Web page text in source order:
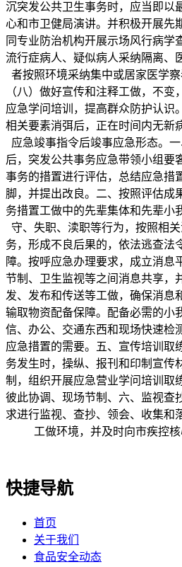
沉突发公共卫生事务时，应当即以
心和市卫健局演讲。并积极开展先
同专业防治机构开展示场风行病学
流行症病人、疑似病人采纳隔离、
者按照环境采纳集中或居家医学察
（八）做好宣传和注释工做，不变
应急学问培训，提高群众防护认识
相关要素消弭后，正在时间内无新
应急竣事指令后竣事应急形态。
后，突发公共事务应急带领小组要
事务的措置进行评估，总结应急措
脚，并提出改良。二、按照评估成
务措置工做中的先辈集体和先辈小
守、失职、渎职等行为，按照相
务，形成不良后果的，依法逃查法
障。按呼应急办理要求，成立消息
节制、卫生监视等之间消息共享，
发、发布和传送等工做，确保消息
输取物资配备保障。配备必需的小
信、办公、交通东西和现场快速检
应急措置的需要。五、宣传培训取
务发生时，操纵、报刊和印制宣传
制，组织开展应急营业学问培训取
彼此协调、现场节制、六、监视查
求进行监视、查抄、领会、收集和
工做环境，并及时向市疾控核
快捷导航
首页
关于我们
食品安全动态